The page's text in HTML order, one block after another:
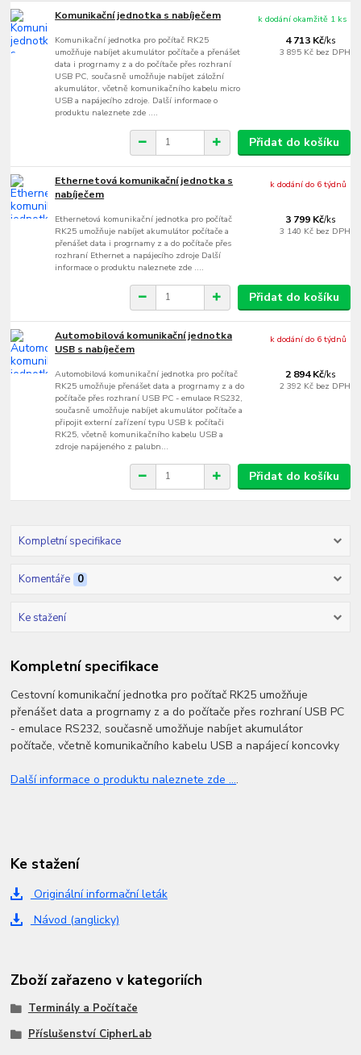
Komunikační jednotka s nabíječem
Komunikační jednotka pro počítač RK25
umožňuje nabíjet akumulátor počítače a přenášet
data i progrnamy z a do počítače přes rozhraní
USB PC, současně umožňuje nabíjet záložní
akumulátor, včetně komunikačního kabelu micro
USB a napájecího zdroje. Další informace o
produktu naleznete zde ....
4 713 Kč/ks
3 895 Kč bez DPH
k dodání okamžitě 1 ks
Přidat do košíku
Ethernetová komunikační jednotka s
nabíječem
Ethernetová komunikační jednotka pro počítač
RK25 umožňuje nabíjet akumulátor počítače a
přenášet data i progrnamy z a do počítače přes
rozhraní Ethernet a napájecího zdroje Další
informace o produktu naleznete zde ....
3 799 Kč/ks
3 140 Kč bez DPH
k dodání do 6 týdnů
Přidat do košíku
Automobilová komunikační jednotka
USB s nabíječem
Automobilová komunikační jednotka pro počítač
RK25 umožňuje přenášet data a progrnamy z a do
počítače přes rozhraní USB PC - emulace RS232,
současně umožňuje nabíjet akumulátor počítače a
připojit externí zařízení typu USB k počítači
RK25, včetně komunikačního kabelu USB a
zdroje napájeného z palubn...
2 894 Kč/ks
2 392 Kč bez DPH
k dodání do 6 týdnů
Přidat do košíku
Kompletní specifikace
Komentáře 0
Ke stažení
Kompletní specifikace
Cestovní komunikační jednotka pro počítač RK25 umožňuje
přenášet data a progrnamy z a do počítače přes rozhraní USB PC
- emulace RS232, současně umožňuje nabíjet akumulátor
počítače, včetně komunikačního kabelu USB a napájecí koncovky
Další informace o produktu naleznete zde ....
Ke stažení
Originální informační leták
Návod (anglicky)
Zboží zařazeno v kategoriích
Terminály a Počítače
Příslušenství CipherLab